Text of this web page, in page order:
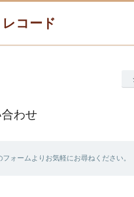
コード
わせ
ォームよりお気軽にお尋ねください。